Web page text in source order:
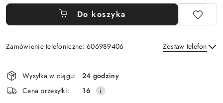
Do koszyka
Zamówienie telefoniczne: 606989406 Zostaw telefon
Wyślij
Dostępność
i
dostawa
Wysyłka w ciągu:
24 godziny
Cena przesyłki:
16